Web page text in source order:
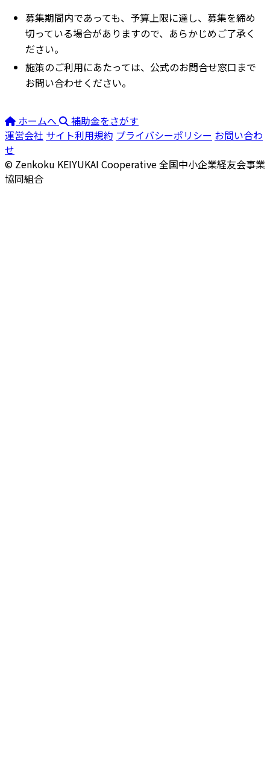
募集期間内であっても、予算上限に達し、募集を締め
切っている場合がありますので、あらかじめご了承く
ださい。
施策のご利用にあたっては、公式のお問合せ窓口まで
お問い合わせください。
ホームへ
補助金をさがす
運営会社 サイト利用規約 プライバシーポリシー お問い合わ
せ
© Zenkoku KEIYUKAI Cooperative全国中小企業経友会事業
協同組合